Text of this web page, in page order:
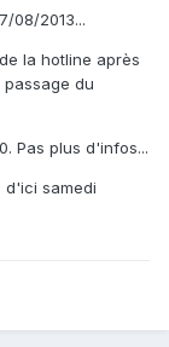
08/2013...
la hotline après
du
Pas plus d'infos...
d'ici samedi